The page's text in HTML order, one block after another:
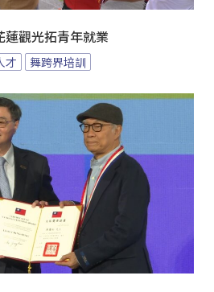
蓮觀光拓青年就業
才 舞跨界培訓